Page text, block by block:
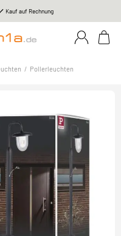
Kauf auf Rechnung
/ Pollerleuchten